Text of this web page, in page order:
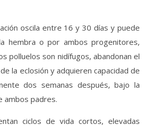
oscila entre 16 y 30 días y puede
hembra o por ambos progenitores,
polluelos son nidífugos, abandonan el
la eclosión y adquieren capacidad de
dos semanas después, bajo la
ambos padres.
ciclos de vida cortos, elevadas